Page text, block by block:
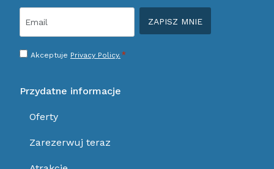
Consenso
Akceptuje Privacy Policy. *
Przydatne informacje
Oferty
Zarezerwuj teraz